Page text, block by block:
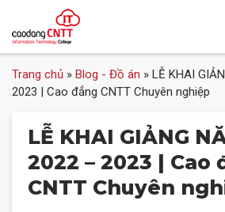
Trang chủ » Blog - Đồ án » LỄ KHAI
2023 | Cao đẳng CNTT Chuyên nghiệp
LỄ KHAI GIẢNG
2022 – 2023 | Cao
CNTT Chuyên